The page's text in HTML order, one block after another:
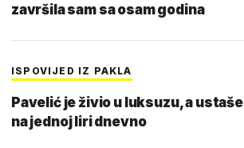
završila sam sa osam godina
ISPOVIJED IZ PAKLA
Pavelić je živio u luksuzu, a ustaše
na jednoj liri dnevno